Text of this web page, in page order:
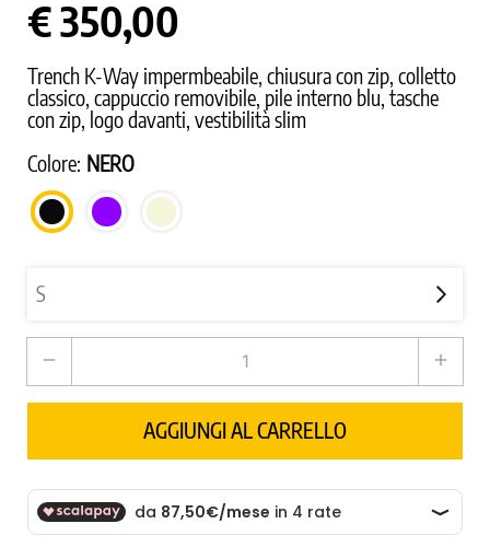
€ 350,00
Trench K-Way impermbeabile, chiusura con zip, colletto
classico, cappuccio removibile, pile interno blu, tasche
con zip, logo davanti, vestibilità slim
Colore: NERO
NERO VIOLA BEIGE
remove add
AGGIUNGI AL CARRELLO